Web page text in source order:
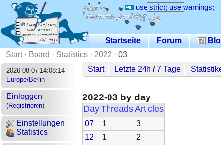
use strict; use warnings;
Startseite Forum
Start· Board · Statistics · 2022 · 03
2026-08-07 14:08:14
Europe/Berlin
Einloggen
(Registrieren)
Einstellungen
Statistics
Start Letzte 24h /7 Tage
2022-03 by day
DayThreadsArticles
07 1
3
12
1
2